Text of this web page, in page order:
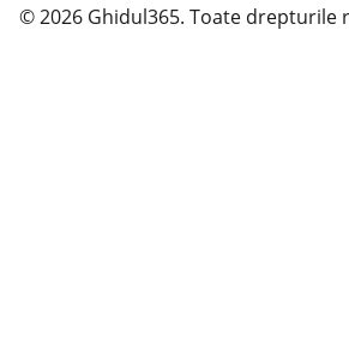
© 2026 Ghidul365. Toate drepturile